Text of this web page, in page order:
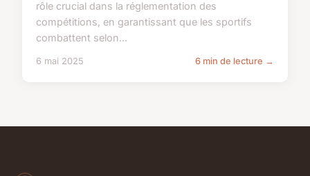
rôle crucial dans la réglementation des
compétitions, en garantissant que les sportifs
combattent selon...
6 mai 2025 6 min de lecture →